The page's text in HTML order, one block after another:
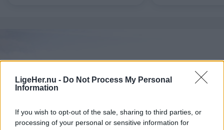
LigeHer.nu - Do Not Process My Personal
Information
If you wish to opt-out of the sale, sharing to third parties, or
processing of your personal or sensitive information for